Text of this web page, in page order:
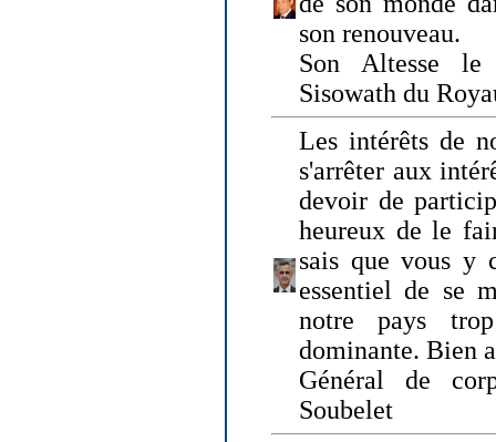
son renouveau.
Son Altesse le
Sisowath du
Les intérêts de
s'arrêter aux
devoir de
heureux de le
sais que vous y
essentiel de se
notre pays
dominante. Bien
Général de
Soubelet